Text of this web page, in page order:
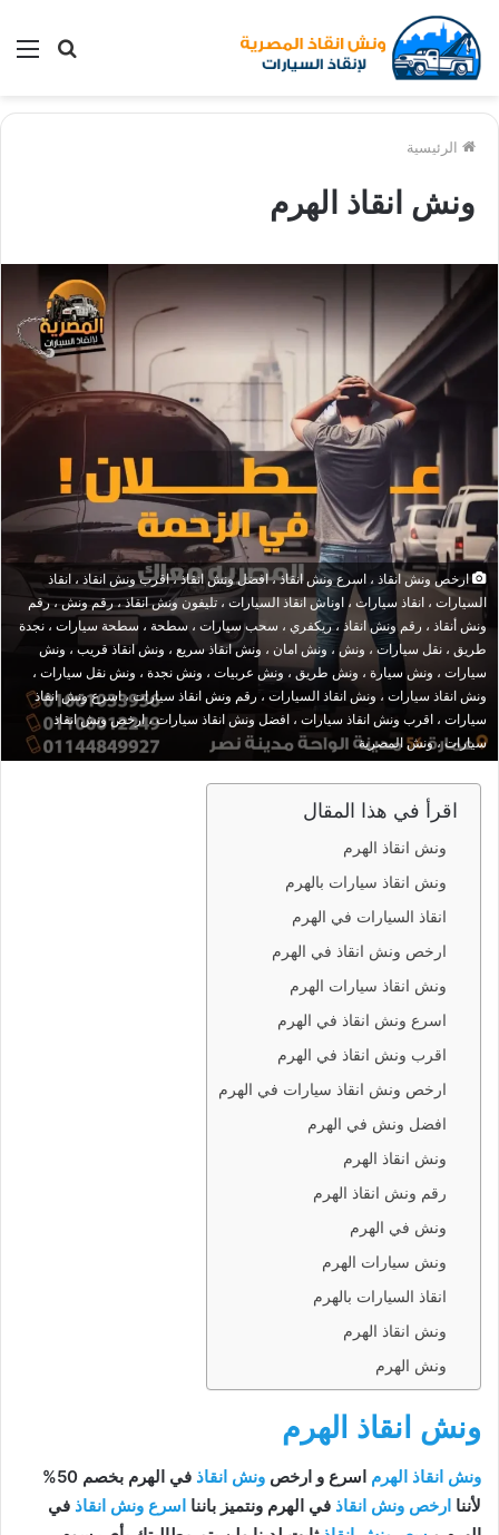
بحث
الرئيسية
ونش انقاذ الهرم
ارخص ونش انقاذ ، اسرع ونش انقاذ ، افضل ونش انقاذ ، اقرب ونش انقاذ ، انقاذ
السيارات ، انقاذ سيارات ، اوناش انقاذ السيارات ، تليفون ونش انقاذ ، رقم ونش ، رقم
ونش أنقاذ ، رقم ونش انقاذ ، ريكفري ، سحب سيارات ، سطحة ، سطحة سيارات ، نجدة
طريق ، نقل سيارات ، ونش ، ونش امان ، ونش انقاذ سريع ، ونش انقاذ قريب ، ونش
سيارات ، ونش سيارة ، ونش طريق ، ونش عربيات ، ونش نجدة ، ونش نقل سيارات ،
ونش انقاذ سيارات ، ونش انقاذ السيارات ، رقم ونش انقاذ سيارات ، اسرع ونش انقاذ
سيارات ، اقرب ونش انقاذ سيارات ، افضل ونش انقاذ سيارات ، ارخص ونش انقاذ
سيارات ، ونش المصرية
اقرأ في هذا المقال
ونش انقاذ الهرم
ونش انقاذ سيارات بالهرم
انقاذ السيارات في الهرم
ارخص ونش انقاذ في الهرم
ونش انقاذ سيارات الهرم
اسرع ونش انقاذ في الهرم
اقرب ونش انقاذ في الهرم
ارخص ونش انقاذ سيارات في الهرم
افضل ونش في الهرم
ونش انقاذ الهرم
رقم ونش انقاذ الهرم
ونش في الهرم
ونش سيارات الهرم
انقاذ السيارات بالهرم
ونش انقاذ الهرم
ونش الهرم
ونش انقاذ الهرم
ونش انقاذ الهرم اسرع و ارخص ونش انقاذ
في الهرم بخصم 50%
لأننا ارخص ونش انقاذ في الهرم ونتميز باننا اسرع ونش انقاذ في